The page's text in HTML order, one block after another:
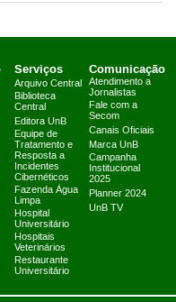
Serviços
Arquivo Central
Biblioteca
Central
Editora UnB
Equipe de
Tratamento e
Resposta a
Incidentes
Cibernéticos
Fazenda Água
Limpa
Hospital
Universitário
Hospitais
Veterinários
Restaurante
Universitário
Comunicação
Atendimento a
Jornalistas
Fale com a
Secom
Canais Oficiais
Marca UnB
Campanha
Institucional
2025
Planner 2024
UnB TV